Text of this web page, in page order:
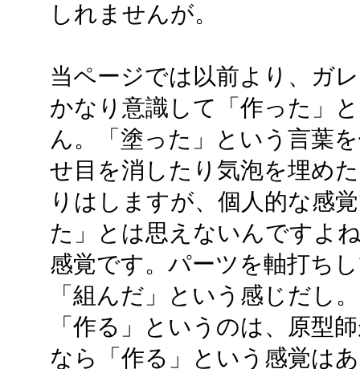
しれませんが。
当ページでは以前より、ガ
かなり意識して「作った」
ん。「塗った」という言葉
せ目を消したり気泡を埋め
りはしますが、個人的な感
た」とは思えないんですよ
感覚です。パーツを軸打ち
「組んだ」という感じだし。
「作る」というのは、原型
なら「作る」という感覚は